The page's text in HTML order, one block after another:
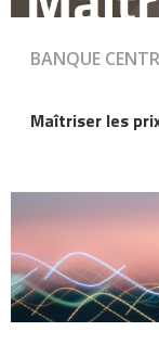
BANQUE
Maîtriser les